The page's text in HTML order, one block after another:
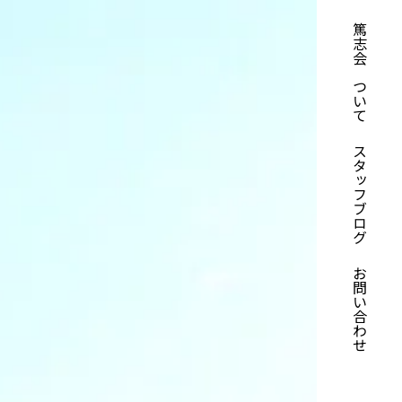
篤志会について
スタッフブログ
お問い合わせ